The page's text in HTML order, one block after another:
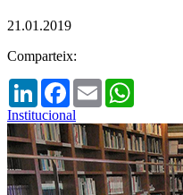
21.01.2019
Comparteix:
LinkedInFacebook
Email
Institucional